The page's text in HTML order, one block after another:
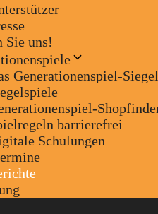
Sie uns!
Generationenspiel-Siegel
barrierefrei
Schulungen